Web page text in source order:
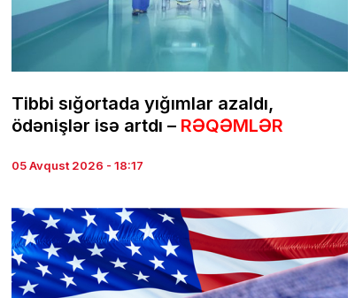
Tibbi sığortada yığımlar azaldı,
ödənişlər isə artdı – RƏQƏMLƏR
05 Avqust 2026 - 18:17